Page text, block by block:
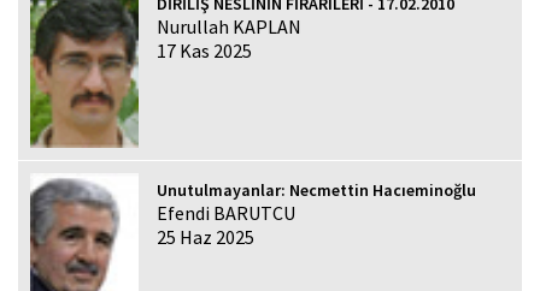
Nurullah KAPLAN
17 Kas 2025
Unutulmayanlar: Necmettin Hacıeminoğlu
Efendi BARUTCU
25 Haz 2025